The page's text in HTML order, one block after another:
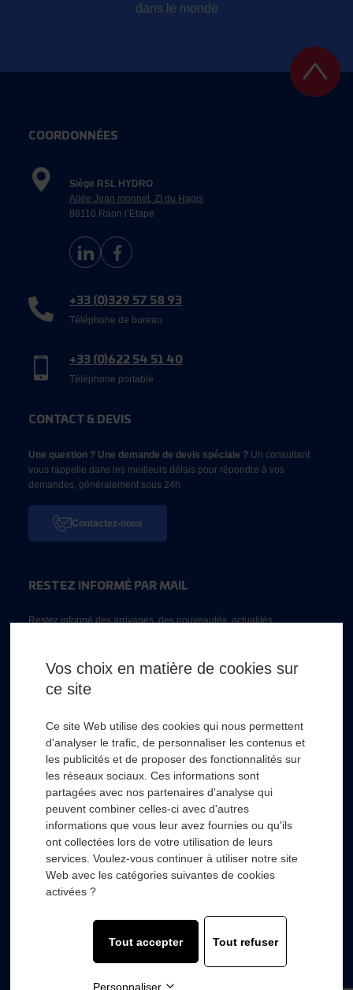
dans le monde
COORDONNÉES
Siège RSL HYDRO
Allée Jean monnet, ZI du Hagis
88110 Raon l’Etape
+33 (0)329 57 58 93
Téléphone de bureau
+33 (0)622 54 51 40
Téléphone portable
CONTACT & DEVIS
Une question ? Une demande de devis spéciale ? Un consultant
vous rappelle dans les meilleurs délais pour répondre à vos
demandes, généralement sous 24h
Contactez-nous
RESTEZ INFORMÉ PAR MAIL
Restez informé des arrivages, des nouveautés, actualités...
RSL HYDRO +
FOURNISSEURS +
SECTEURS D’ACTIVITÉS
© 2022 with❤byWooz’up agence de communication.
Vos choix en matière de cookies sur
ce site
Ce site Web utilise des cookies qui nous permettent
d'analyser le trafic, de personnaliser les contenus et
les publicités et de proposer des fonctionnalités sur
les réseaux sociaux. Ces informations sont
partagées avec nos partenaires d'analyse qui
peuvent combiner celles-ci avec d'autres
informations que vous leur avez fournies ou qu'ils
ont collectées lors de votre utilisation de leurs
services. Voulez-vous continuer à utiliser notre site
Web avec les catégories suivantes de cookies
activées ?
Tout accepter Tout refuser
Personnaliser